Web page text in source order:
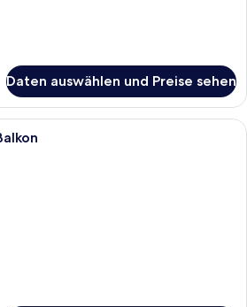
Daten auswählen und Preise sehen
Ein Hotelzimmer mit Bett, Sessel,